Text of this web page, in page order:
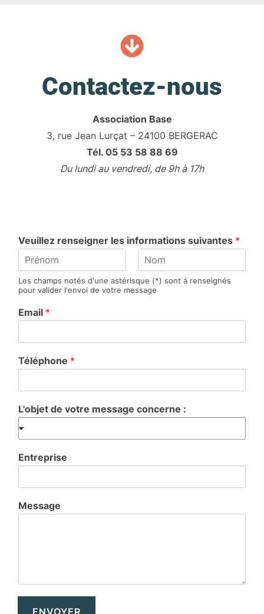
Contactez-nous
Association Base
3, rue Jean Lurçat – 24100 BERGERAC
Tél. 05 53 58 88 69
Du lundi au vendredi, de 9h à 17h
Veuillez renseigner les informations suivantes *
r
é
o
m
o
m
Les champs notés d'une astérisque (*) sont à renseignés
pour valider l'envoi de votre message
Email *
Téléphone *
L'objet de votre message concerne :
Entreprise
Message